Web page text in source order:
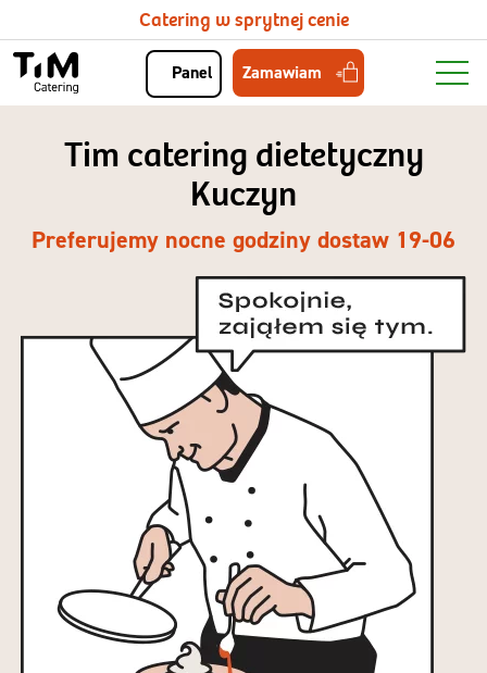
Catering w sprytnej cenie
Panel Zamawiam
Tim catering dietetyczny
Kuczyn
Preferujemy nocne godziny dostaw 19-06